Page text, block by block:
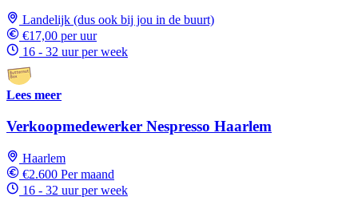
Landelijk (dus ook bij jou in de buurt)
€17,00 per uur
16 - 32 uur per week
Lees meer
Verkoopmedewerker Nespresso Haarlem
Haarlem
€2.600 Per maand
16 - 32 uur per week